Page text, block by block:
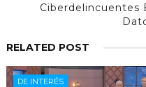
Ciberdelincuentes
RELATED POST
DE INTERÉS